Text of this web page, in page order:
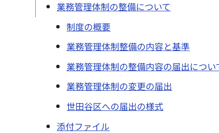
業務管理体制の整備について
制度の概要
業務管理体制整備の内容と基準
業務管理体制の整備内容の届出につい
業務管理体制の変更の届出
世田谷区への届出の様式
添付ファイル